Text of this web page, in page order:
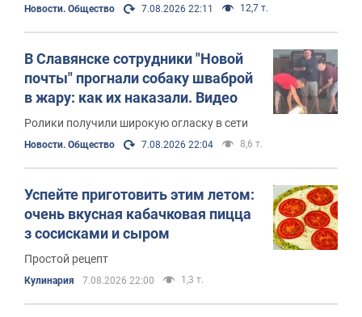
Новости. Общество 7.08.2026 22:11 12,7 т.
В Славянске сотрудники "Новой
почты" прогнали собаку шваброй
в жару: как их наказали. Видео
Ролики получили широкую огласку в сети
Новости. Общество 7.08.2026 22:04 8,6 т.
Успейте приготовить этим летом:
очень вкусная кабачковая пицца
з сосисками и сыром
Простой рецепт
Кулинария 7.08.2026 22:00 1,3 т.